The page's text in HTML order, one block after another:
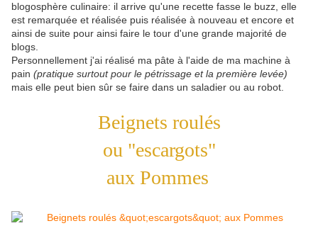
blogosphère culinaire: il arrive qu'une recette fasse le buzz, elle
est remarquée et réalisée puis réalisée à nouveau et encore et
ainsi de suite pour ainsi faire le tour d'une grande majorité de
blogs.
Personnellement j'ai réalisé ma pâte à l'aide de ma machine à
pain (pratique surtout pour le pétrissage et la première levée)
mais elle peut bien sûr se faire dans un saladier ou au robot.
Beignets roulés
ou "escargots"
aux Pommes